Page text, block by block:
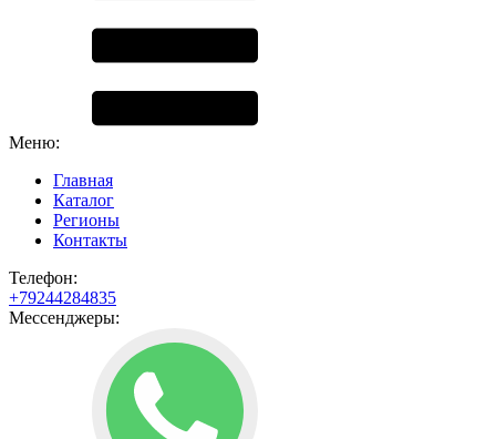
Меню:
Главная
Каталог
Регионы
Контакты
Телефон:
+79244284835
Мессенджеры: